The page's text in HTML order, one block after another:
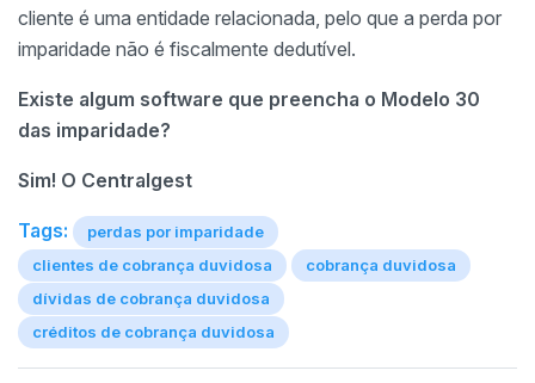
cliente é uma entidade relacionada, pelo que a perda por
imparidade não é fiscalmente dedutível.
Existe algum software que preencha o Modelo 30
das imparidade?
Sim! O Centralgest
Tags:
perdas por imparidade
clientes de cobrança duvidosa
cobrança duvidosa
dívidas de cobrança duvidosa
créditos de cobrança duvidosa